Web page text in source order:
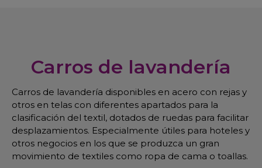
Carros de lavandería
Carros de lavandería disponibles en acero con rejas y
otros en telas con diferentes apartados para la
clasificación del textil, dotados de ruedas para facilitar
desplazamientos. Especialmente útiles para hoteles y
otros negocios en los que se produzca un gran
movimiento de textiles como ropa de cama o toallas.